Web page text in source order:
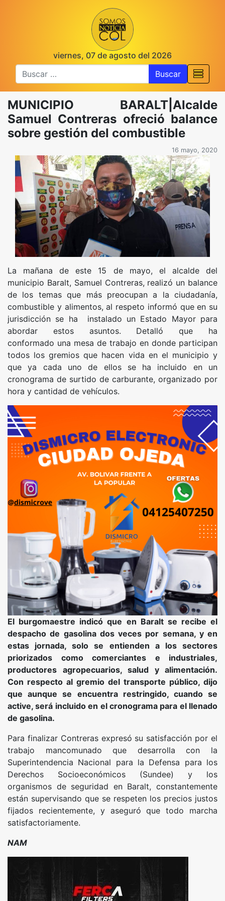
viernes, 07 de agosto del 2026
Buscar
MUNICIPIO BARALT|Alcalde
Samuel Contreras ofreció balance
sobre gestión del combustible
16 mayo, 2020
La mañana de este 15 de mayo, el alcalde del
municipio Baralt, Samuel Contreras, realizó un balance
de los temas que más preocupan a la ciudadanía,
combustible y alimentos, al respeto informó que en su
jurisdicción se ha instalado un Estado Mayor para
abordar estos asuntos. Detalló que ha
conformado una mesa de trabajo en donde participan
todos los gremios que hacen vida en el municipio y
que ya cada uno de ellos se ha incluido en un
cronograma de surtido de carburante, organizado por
hora y cantidad de vehículos.
El burgomaestre indicó que en Baralt se recibe el
despacho de gasolina dos veces por semana, y en
estas jornada, solo se entienden a los sectores
priorizados como comerciantes e industriales,
productores agropecuarios, salud y alimentación.
Con respecto al gremio del transporte público, dijo
que aunque se encuentra restringido, cuando se
active, será incluido en el cronograma para el llenado
de gasolina.
Para finalizar Contreras expresó su satisfacción por el
trabajo mancomunado que desarrolla con la
Superintendencia Nacional para la Defensa para los
Derechos Socioeconómicos (Sundee) y los
organismos de seguridad en Baralt, constantemente
están supervisando que se respeten los precios justos
fijados recientemente, y aseguró que todo marcha
satisfactoriamente.
NAM